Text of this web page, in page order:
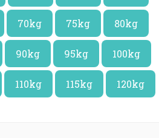
70kg 75kg 80kg
90kg 95kg 100kg
110kg 115kg 120kg